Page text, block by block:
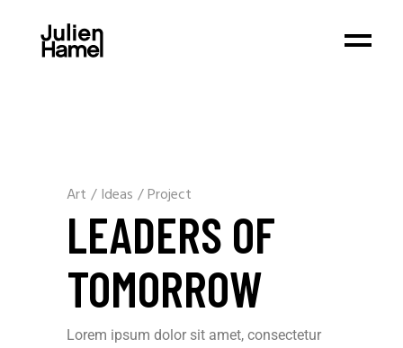
Art / Ideas /Project
LEADERS OF
TOMORROW
Lorem ipsum dolor sit amet, consectetur